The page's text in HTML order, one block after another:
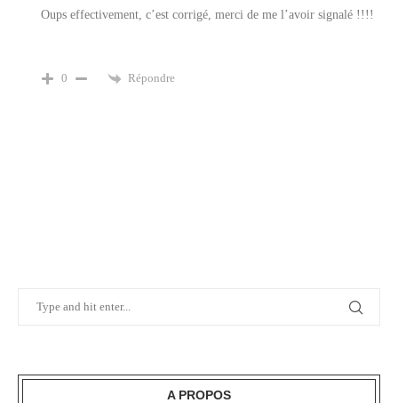
Oups effectivement, c’est corrigé, merci de me l’avoir signalé !!!!
0 Répondre
A PROPOS